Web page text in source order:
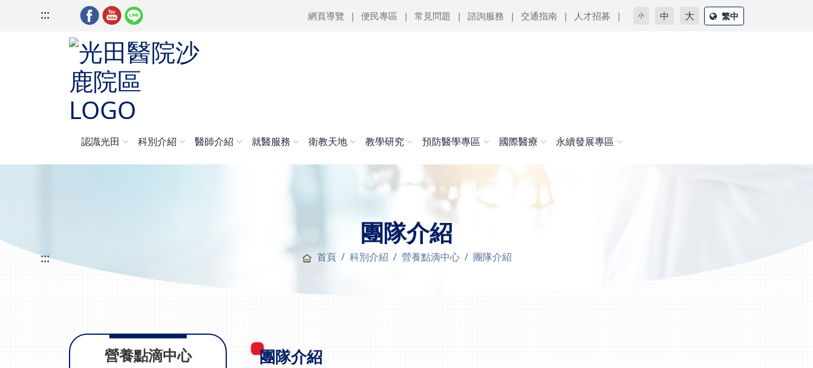
::: 網頁導覽 便民專區 常見問題 諮詢服務 交通指南 人才招募 小 中 大 繁中
認識光田 科別介紹 醫師介紹 就醫服務 衛教天地 教學研究 預防醫學專區 國際醫療 永續發展專區
團隊介紹
::: 首頁 科別介紹 營養點滴中心 團隊介紹
營養點滴中心 團隊介紹